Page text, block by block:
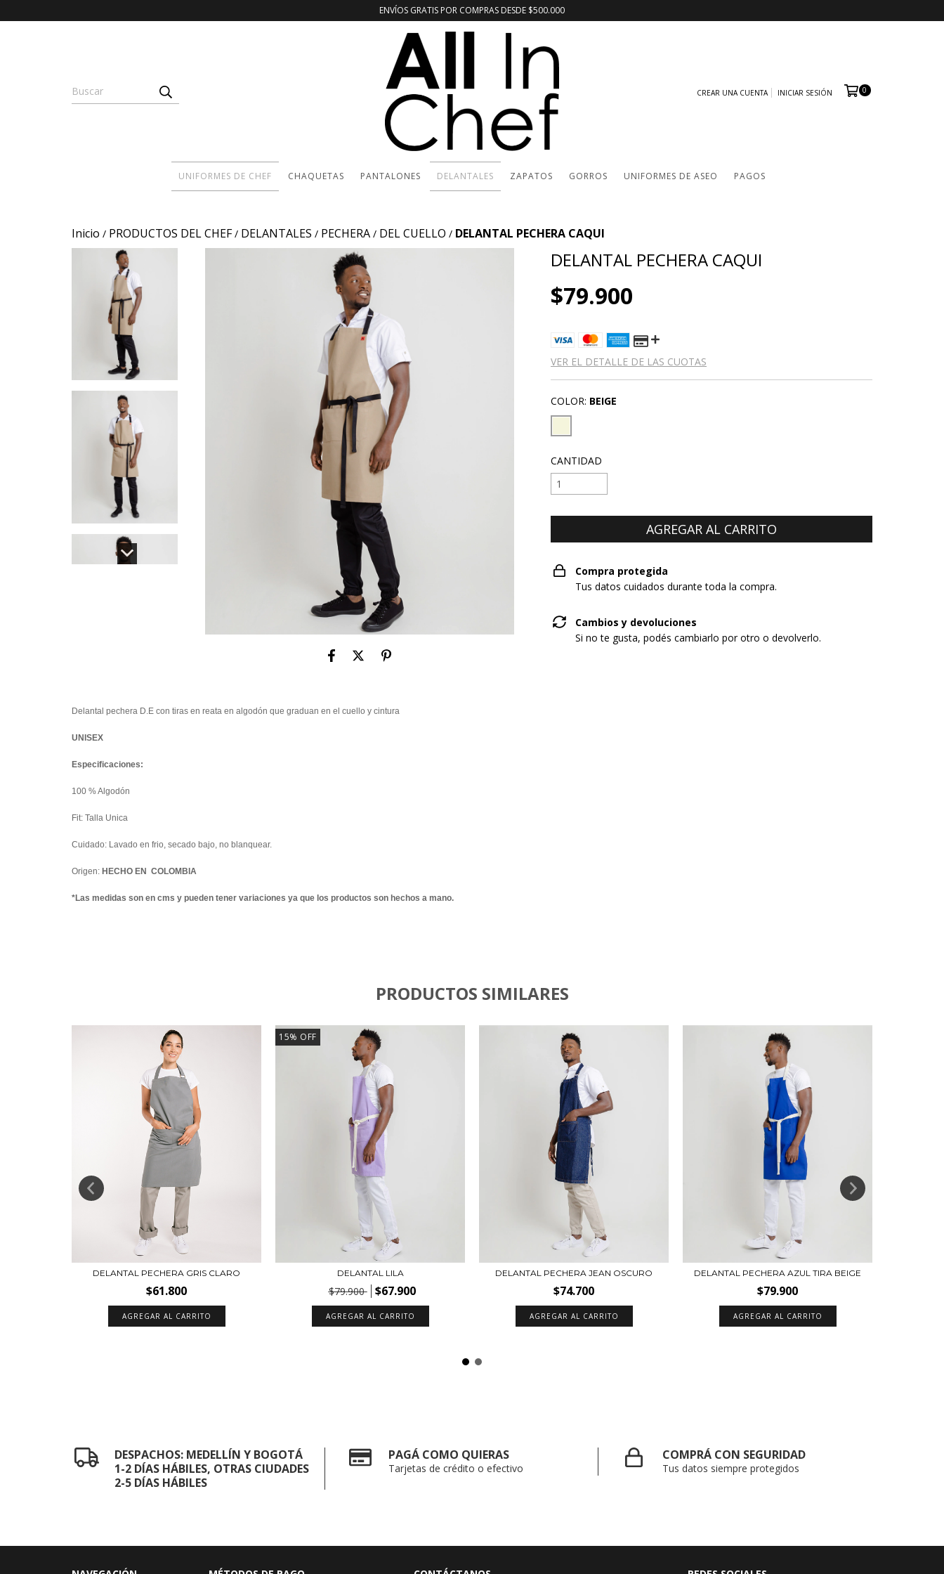
ENVÍOS GRATIS POR COMPRAS DESDE $500.000
CREAR UNA CUENTA INICIAR SESIÓN 0
UNIFORMES DE CHEF CHAQUETAS PANTALONES DELANTALES ZAPATOS GORROS UNIFORMES DE ASEO PAGOS
Inicio / PRODUCTOS DEL CHEF / DELANTALES / PECHERA / DEL CUELLO / DELANTAL PECHERA CAQUI
Delantal pechera D.E con tiras en reata en algodón que graduan en el cuello y cintura
UNISEX
Especificaciones:
100 % Algodón
Fit: Talla Unica
Cuidado: Lavado en frio, secado bajo, no blanquear.
Origen: HECHO EN COLOMBIA
*Las medidas son en cms y pueden tener variaciones ya que los productos son hechos a mano.
DELANTAL PECHERA CAQUI
$79.900
VER EL DETALLE DE LAS CUOTAS
COLOR: BEIGE
CANTIDAD
Compra protegida
Tus datos cuidados durante toda la compra.
Cambios y devoluciones
Si no te gusta, podés cambiarlo por otro o devolverlo.
PRODUCTOS SIMILARES
DELANTAL PECHERA GRIS CLARO
$61.800
15% OFF
DELANTAL LILA
$79.900 $67.900
DELANTAL PECHERA JEAN OSCURO
$74.700
AGREGAR AL CARRITO
DELANTAL PECHERA AZUL TIRA BEIGE
$79.900
AGREGAR AL CARRITO
DESPACHOS: MEDELLÍN Y BOGOTÁ
1-2 DÍAS HÁBILES, OTRAS CIUDADES
2-5 DÍAS HÁBILES
PAGÁ COMO QUIERAS
Tarjetas de crédito o efectivo
COMPRÁ CON SEGURIDAD
Tus datos siempre protegidos